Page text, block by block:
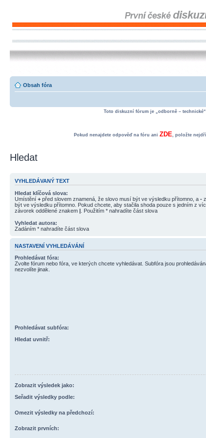
Obsah fóra
Toto diskuzní fórum je „odborně –
Pokud nenajdete odpověď na fóru ani ZDE, položte
Hledat
VYHLEDÁVANÝ TEXT
Hledat klíčová slova:
Umístění + před slovem znamená, že slovo musí být ve výsledku přítomno, a -
být ve výsledku přítomno. Pokud chcete, aby stačila shoda pouze s jedním z
závorek oddělené znakem | . Použitím * nahradíte část slova
Vyhledat autora:
Zadáním * nahradíte část slova
NASTAVENÍ VYHLEDÁVÁNÍ
Prohledávat fóra:
Zvolte fórum nebo fóra, ve kterých chcete vyhledávat. Subfóra jsou
nezvolíte jinak.
Prohledávat subfóra:
Hledat uvnitř:
Zobrazit výsledek jako:
Seřadit výsledky podle:
Omezit výsledky na předchozí:
Zobrazit prvních: